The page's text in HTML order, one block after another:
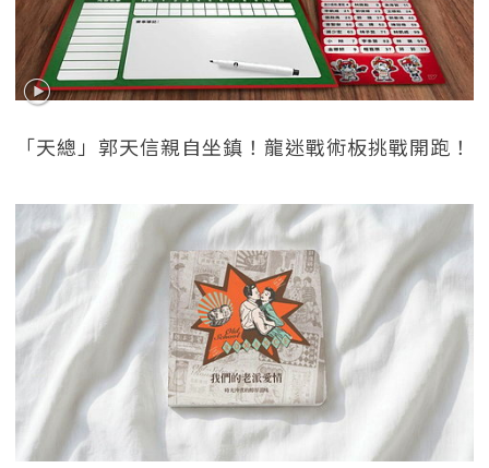
「天總」郭天信親自坐鎮！龍迷戰術板挑戰開跑！